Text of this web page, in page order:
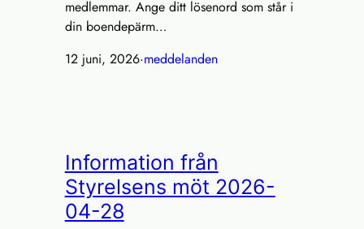
medlemmar. Ange ditt lösenord som står i
din boendepärm…
12 juni, 2026·meddelanden
Information från
Styrelsens möt 2026-
04-28